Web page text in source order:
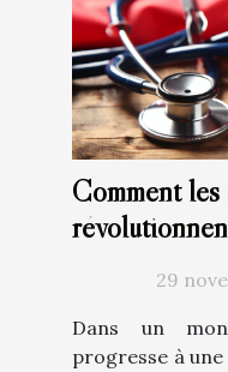
Comment
santé avec
29
Dans un
progresse à